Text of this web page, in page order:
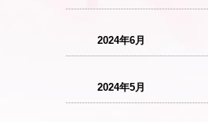
2024年6月
2024年5月